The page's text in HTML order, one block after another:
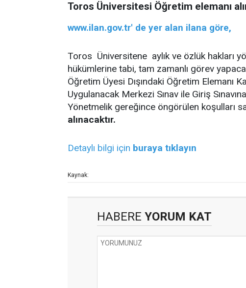
Toros Üniversitesi Öğretim elemanı
www.ilan.gov.tr' de yer alan ilana göre,
Toros Üniversitene aylık ve özlük hakları
hükümlerine tabi, tam zamanlı görev
Öğretim Üyesi Dışındaki Öğretim Elemanı
Uygulanacak Merkezi Sınav ile Giriş
Yönetmelik gereğince öngörülen koşulları
alınacaktır.
Detaylı bilgi için buraya tıklayın
Kaynak:
HABERE YORUM KAT